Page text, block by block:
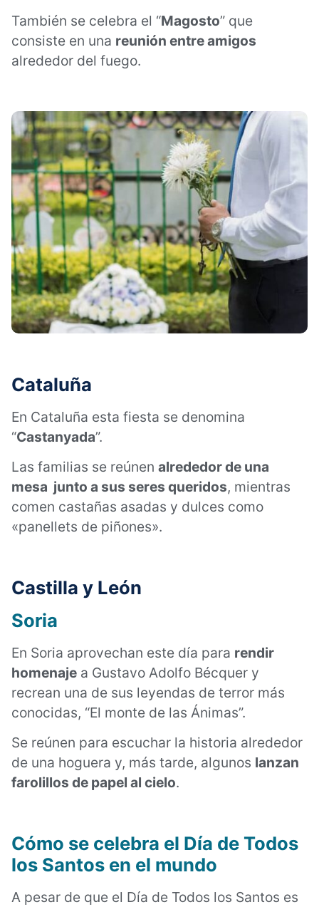
También se celebra el “Magosto” que
consiste en una reunión entre amigos
alrededor del fuego.
Cataluña
En Cataluña esta fiesta se denomina
“Castanyada”.
Las familias se reúnen alrededor de una
mesa junto a sus seres queridos, mientras
comen castañas asadas y dulces como
«panellets de piñones».
Castilla y León
Soria
En Soria aprovechan este día para rendir
homenaje a Gustavo Adolfo Bécquer y
recrean una de sus leyendas de terror más
conocidas, “El monte de las Ánimas”.
Se reúnen para escuchar la historia alrededor
de una hoguera y, más tarde, algunos lanzan
farolillos de papel al cielo.
Cómo se celebra el Día de Todos
los Santos en el mundo
A pesar de que el Día de Todos los Santos es